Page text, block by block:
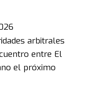
arbitrales
entre El
el próximo